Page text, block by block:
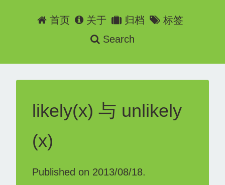
首页 关于 归档
标签
Search
likely(x) 与 unlikely
(x)
Published on 2013/08/18.